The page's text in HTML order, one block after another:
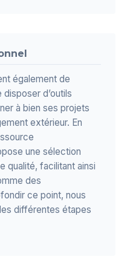
également de
d’outils
à bien ses projets
extérieur. En
une sélection
qualité, facilitant ainsi
des
ce point, nous
différentes étapes